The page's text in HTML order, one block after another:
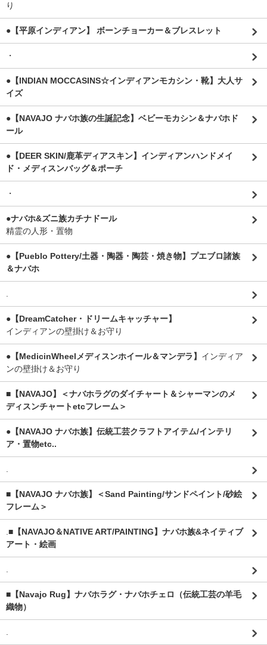
り
●【平原インディアン】 ボーンチョーカー＆ブレスレット
・
●【INDIAN MOCCASINS☆インディアンモカシン・靴】大人サ
イズ
●【NAVAJO ナバホ族の生誕記念】ベビーモカシン＆ナバホド
ール
●【DEER SKIN/鹿革ディアスキン】インディアンハンドメイ
ド・メディスンバッグ＆ポーチ
・
●ナバホ&ズニ族カチナドール
精霊の人形・置物
●【Pueblo Pottery/土器・陶器・陶芸・焼き物】プエブロ諸族
＆ナバホ
.
●【DreamCatcher・ドリームキャッチャー】
インディアンの壁掛け＆お守り
●【MedicinWheelメディスンホイール＆マンデラ】 インディア
ンの壁掛け＆お守り
■【NAVAJO】＜ナバホラグのダイチャート＆シャーマンのメ
ディスンチャートetcフレーム＞
●【NAVAJO ナバホ族】伝統工芸クラフトアイテム/インテリ
ア・置物etc..
.
■【NAVAJO ナバホ族】＜Sand Painting/サンドペイント/砂絵
フレーム＞
.■【NAVAJO＆NATIVE ART/PAINTING】ナバホ族&ネイティブ
アート・絵画
.
■【Navajo Rug】ナバホラグ・ナバホチェロ（伝統工芸の羊毛
織物）
.